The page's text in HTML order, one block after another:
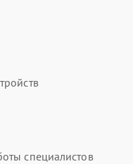
специалистов